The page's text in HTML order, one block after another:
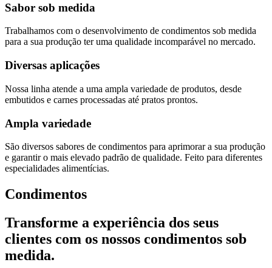
Sabor sob medida
Trabalhamos com o desenvolvimento de condimentos sob medida
para a sua produção ter uma qualidade incomparável no mercado.
Diversas aplicações
Nossa linha atende a uma ampla variedade de produtos, desde
embutidos e carnes processadas até pratos prontos.
Ampla variedade
São diversos sabores de condimentos para aprimorar a sua produção
e garantir o mais elevado padrão de qualidade. Feito para diferentes
especialidades alimentícias.
Condimentos
Transforme a experiência dos seus
clientes com os nossos condimentos sob
medida.